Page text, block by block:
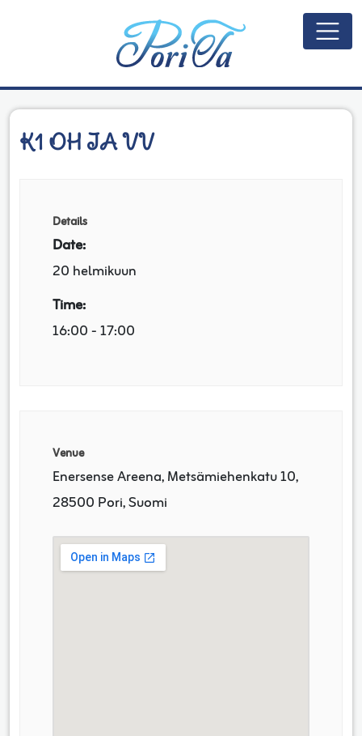
K1 OH IA VV
Details
Date:
20 helmikuun
Time:
16:00 - 17:00
Venue
Enersense Areena, Metsämiehenkatu 10,
28500 Pori, Suomi